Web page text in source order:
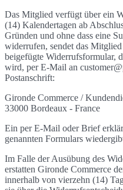
Das Mitglied verfügt über ein
(14) Kalendertagen ab
Gründen und ohne dass eine
widerrufen, sendet das
beigefügte Widerrufsformular,
wird, per E-Mail an
Postanschrift:
Gironde Commerce /
33000 Bordeaux - France
Ein per E-Mail oder Brief
genannten Formulars
Im Falle der Ausübung des
erstatten Gironde Commerce
innerhalb von vierzehn (14)